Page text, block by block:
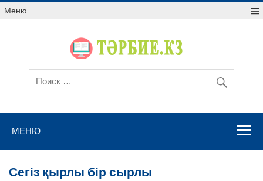
Меню
МЕНЮ
Сегіз қырлы бір сырлы